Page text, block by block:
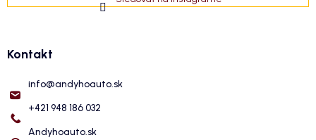
Kontakt
info@andyhoauto.sk
+421 948 186 032
Andyhoauto.sk